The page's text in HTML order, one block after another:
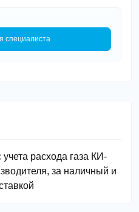
специалиста
расхода газа КИ-
за наличный и